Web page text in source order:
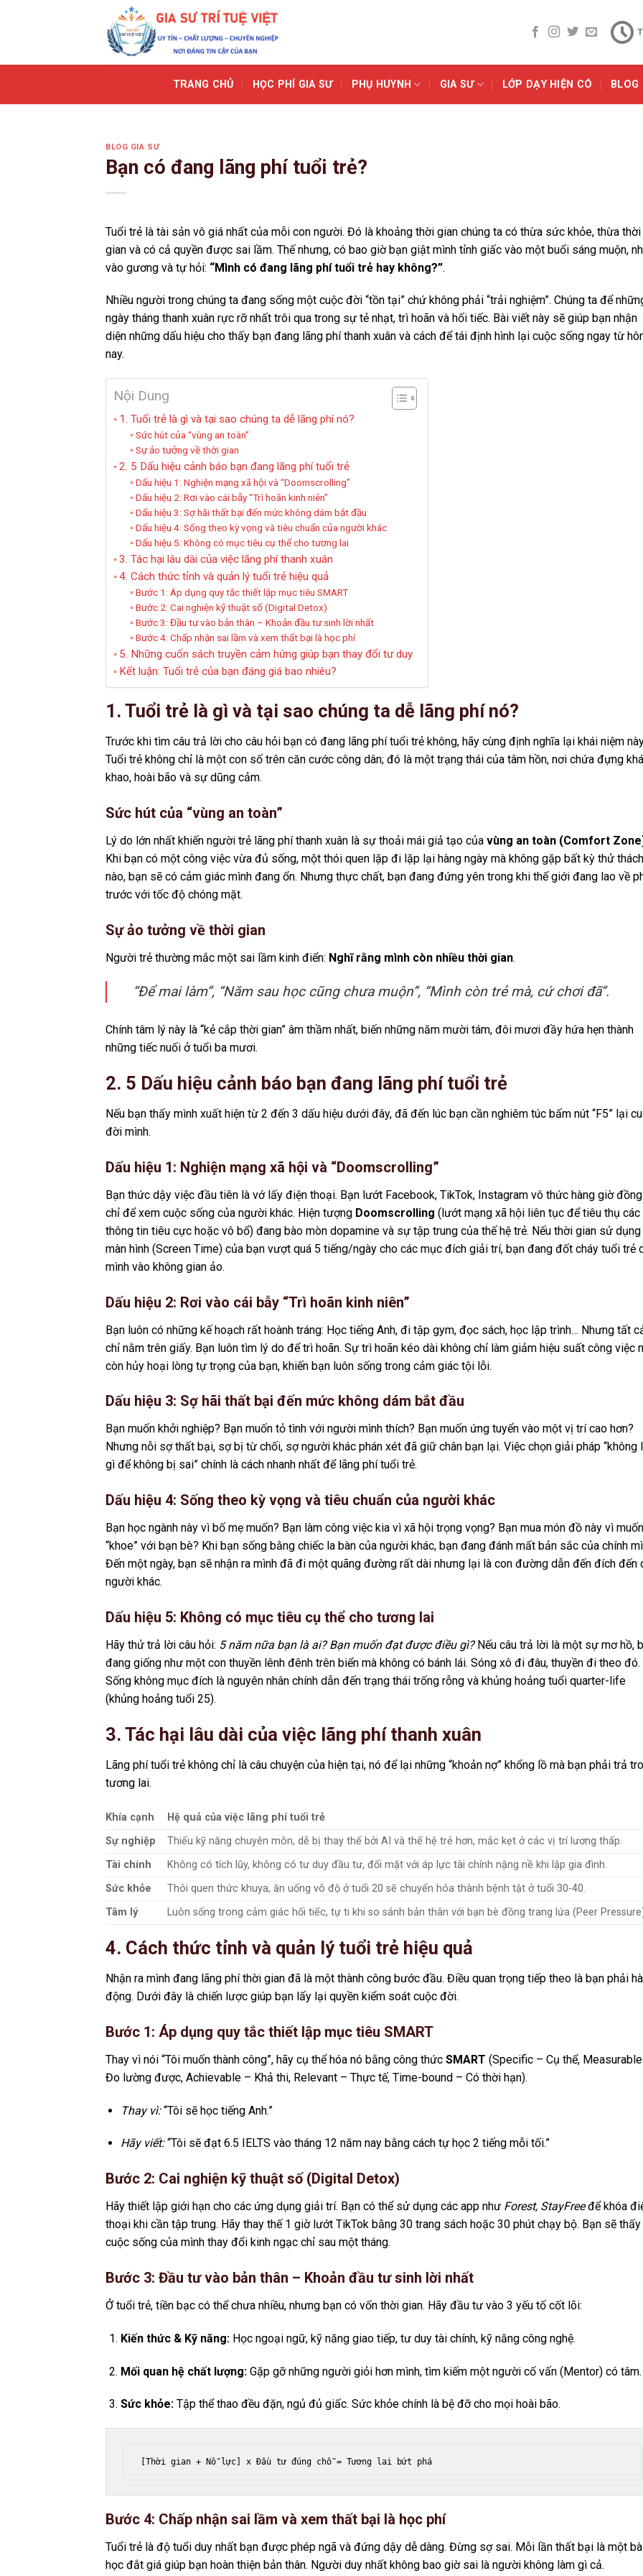
TRANG CHỦ HỌC PHÍ GIA SƯ PHỤ HUYNH GIA SƯ LỚP DẠY HIỆN CÓ BLOG
BLOG GIA SƯ
Bạn có đang lãng phí tuổi trẻ?
Tuổi trẻ là tài sản vô giá nhất của mỗi con người. Đó là khoảng thời gian chúng ta có thừa sức khỏe, thừa thời
gian và có cả quyền được sai lầm. Thế nhưng, có bao giờ bạn giật mình tỉnh giấc vào một buổi sáng muộn,
vào gương và tự hỏi: “Mình có đang lãng phí tuổi trẻ hay không?”.
Nhiều người trong chúng ta đang sống một cuộc đời “tồn tại” chứ không phải “trải nghiệm”. Chúng ta để
ngày tháng thanh xuân rực rỡ nhất trôi qua trong sự tẻ nhạt, trì hoãn và hối tiếc. Bài viết này sẽ giúp bạn nhận
diện những dấu hiệu cho thấy bạn đang lãng phí thanh xuân và cách để tái định hình lại cuộc sống ngay từ
nay.
Nội Dung
1. Tuổi trẻ là gì và tại sao chúng ta dễ lãng phí nó?
Sức hút của “vùng an toàn”
Sự ảo tưởng về thời gian
2. 5 Dấu hiệu cảnh báo bạn đang lãng phí tuổi trẻ
Dấu hiệu 1: Nghiện mạng xã hội và “Doomscrolling”
Dấu hiệu 2: Rơi vào cái bẫy “Trì hoãn kinh niên”
Dấu hiệu 3: Sợ hãi thất bại đến mức không dám bắt đầu
Dấu hiệu 4: Sống theo kỳ vọng và tiêu chuẩn của người khác
Dấu hiệu 5: Không có mục tiêu cụ thể cho tương lai
3. Tác hại lâu dài của việc lãng phí thanh xuân
4. Cách thức tỉnh và quản lý tuổi trẻ hiệu quả
Bước 1: Áp dụng quy tắc thiết lập mục tiêu SMART
Bước 2: Cai nghiện kỹ thuật số (Digital Detox)
Bước 3: Đầu tư vào bản thân – Khoản đầu tư sinh lời nhất
Bước 4: Chấp nhận sai lầm và xem thất bại là học phí
5. Những cuốn sách truyền cảm hứng giúp bạn thay đổi tư duy
Kết luận: Tuổi trẻ của bạn đáng giá bao nhiêu?
1. Tuổi trẻ là gì và tại sao chúng ta dễ lãng phí nó?
Trước khi tìm câu trả lời cho câu hỏi bạn có đang lãng phí tuổi trẻ không, hãy cùng định nghĩa lại khái niệm
Tuổi trẻ không chỉ là một con số trên căn cước công dân; đó là một trạng thái của tâm hồn, nơi chứa đựng
khao, hoài bão và sự dũng cảm.
Sức hút của “vùng an toàn”
Lý do lớn nhất khiến người trẻ lãng phí thanh xuân là sự thoải mái giả tạo của vùng an toàn (Comfort
Khi bạn có một công việc vừa đủ sống, một thói quen lặp đi lặp lại hàng ngày mà không gặp bất kỳ thử thách
nào, bạn sẽ có cảm giác mình đang ổn. Nhưng thực chất, bạn đang đứng yên trong khi thế giới đang lao về
trước với tốc độ chóng mặt.
Sự ảo tưởng về thời gian
Người trẻ thường mắc một sai lầm kinh điển: Nghĩ rằng mình còn nhiều thời gian.
“Để mai làm”, “Năm sau học cũng chưa muộn”, “Mình còn trẻ mà, cứ chơi đã”.
Chính tâm lý này là “kẻ cắp thời gian” âm thầm nhất, biến những năm mười tám, đôi mươi đầy hứa hẹn thành
những tiếc nuối ở tuổi ba mươi.
2. 5 Dấu hiệu cảnh báo bạn đang lãng phí tuổi trẻ
Nếu bạn thấy mình xuất hiện từ 2 đến 3 dấu hiệu dưới đây, đã đến lúc bạn cần nghiêm túc bấm nút “F5” lại
đời mình.
Dấu hiệu 1: Nghiện mạng xã hội và “Doomscrolling”
Bạn thức dậy việc đầu tiên là vớ lấy điện thoại. Bạn lướt Facebook, TikTok, Instagram vô thức hàng giờ
chỉ để xem cuộc sống của người khác. Hiện tượng Doomscrolling (lướt mạng xã hội liên tục để tiêu thụ các
thông tin tiêu cực hoặc vô bổ) đang bào mòn dopamine và sự tập trung của thế hệ trẻ. Nếu thời gian sử dụng
màn hình (Screen Time) của bạn vượt quá 5 tiếng/ngày cho các mục đích giải trí, bạn đang đốt cháy tuổi trẻ
mình vào không gian ảo.
Dấu hiệu 2: Rơi vào cái bẫy “Trì hoãn kinh niên”
Bạn luôn có những kế hoạch rất hoành tráng: Học tiếng Anh, đi tập gym, đọc sách, học lập trình… Nhưng tất
chỉ nằm trên giấy. Bạn luôn tìm lý do để trì hoãn. Sự trì hoãn kéo dài không chỉ làm giảm hiệu suất công việc
còn hủy hoại lòng tự trọng của bạn, khiến bạn luôn sống trong cảm giác tội lỗi.
Dấu hiệu 3: Sợ hãi thất bại đến mức không dám bắt đầu
Bạn muốn khởi nghiệp? Bạn muốn tỏ tình với người mình thích? Bạn muốn ứng tuyển vào một vị trí cao hơn?
Nhưng nỗi sợ thất bại, sợ bị từ chối, sợ người khác phán xét đã giữ chân bạn lại. Việc chọn giải pháp “không
gì để không bị sai” chính là cách nhanh nhất để lãng phí tuổi trẻ.
Dấu hiệu 4: Sống theo kỳ vọng và tiêu chuẩn của người khác
Bạn học ngành này vì bố mẹ muốn? Bạn làm công việc kia vì xã hội trọng vọng? Bạn mua món đồ này vì muốn
“khoe” với bạn bè? Khi bạn sống bằng chiếc la bàn của người khác, bạn đang đánh mất bản sắc của chính
Đến một ngày, bạn sẽ nhận ra mình đã đi một quãng đường rất dài nhưng lại là con đường dẫn đến đích đến
người khác.
Dấu hiệu 5: Không có mục tiêu cụ thể cho tương lai
Hãy thử trả lời câu hỏi: 5 năm nữa bạn là ai? Bạn muốn đạt được điều gì?Nếu câu trả lời là một sự mơ hồ,
đang giống như một con thuyền lênh đênh trên biển mà không có bánh lái. Sóng xô đi đâu, thuyền đi theo đó.
Sống không mục đích là nguyên nhân chính dẫn đến trạng thái trống rỗng và khủng hoảng tuổi quarter-life
(khủng hoảng tuổi 25).
3. Tác hại lâu dài của việc lãng phí thanh xuân
Lãng phí tuổi trẻ không chỉ là câu chuyện của hiện tại, nó để lại những “khoản nợ” khổng lồ mà bạn phải trả
tương lai.
Khía cạnh
Hệ quả của việc lãng phí tuổi trẻ
Sự nghiệp
Thiếu kỹ năng chuyên môn, dễ bị thay thế bởi AI và thế hệ trẻ hơn, mắc kẹt ở các vị trí lương thấp.
Tài chính
Không có tích lũy, không có tư duy đầu tư, đối mặt với áp lực tài chính nặng nề khi lập gia đình.
Sức khỏe
Thói quen thức khuya, ăn uống vô độ ở tuổi 20 sẽ chuyển hóa thành bệnh tật ở tuổi 30-40.
Tâm lý
Luôn sống trong cảm giác hối tiếc, tự ti khi so sánh bản thân với bạn bè đồng trang lứa (Peer
4. Cách thức tỉnh và quản lý tuổi trẻ hiệu quả
Nhận ra mình đang lãng phí thời gian đã là một thành công bước đầu. Điều quan trọng tiếp theo là bạn phải
động. Dưới đây là chiến lược giúp bạn lấy lại quyền kiểm soát cuộc đời.
Bước 1: Áp dụng quy tắc thiết lập mục tiêu SMART
Thay vì nói “Tôi muốn thành công”, hãy cụ thể hóa nó bằng công thức SMART (Specific – Cụ thể,
Đo lường được, Achievable – Khả thi, Relevant – Thực tế, Time-bound – Có thời hạn).
Thay vì:“Tôi sẽ học tiếng Anh.”
Hãy viết:“Tôi sẽ đạt 6.5 IELTS vào tháng 12 năm nay bằng cách tự học 2 tiếng mỗi tối.”
Bước 2: Cai nghiện kỹ thuật số (Digital Detox)
Hãy thiết lập giới hạn cho các ứng dụng giải trí. Bạn có thể sử dụng các app như Forest, StayFreeđể khóa
thoại khi cần tập trung. Hãy thay thế 1 giờ lướt TikTok bằng 30 trang sách hoặc 30 phút chạy bộ. Bạn sẽ thấy
cuộc sống của mình thay đổi kinh ngạc chỉ sau một tháng.
Bước 3: Đầu tư vào bản thân – Khoản đầu tư sinh lời nhất
Ở tuổi trẻ, tiền bạc có thể chưa nhiều, nhưng bạn có vốn thời gian. Hãy đầu tư vào 3 yếu tố cốt lõi:
Kiến thức & Kỹ năng:Học ngoại ngữ, kỹ năng giao tiếp, tư duy tài chính, kỹ năng công nghệ.
Mối quan hệ chất lượng:Gặp gỡ những người giỏi hơn mình, tìm kiếm một người cố vấn (Mentor) có tâm.
Sức khỏe:Tập thể thao đều đặn, ngủ đủ giấc. Sức khỏe chính là bệ đỡ cho mọi hoài bão.
Bước 4: Chấp nhận sai lầm và xem thất bại là học phí
Tuổi trẻ là độ tuổi duy nhất bạn được phép ngã và đứng dậy dễ dàng. Đừng sợ sai. Mỗi lần thất bại là một
học đắt giá giúp bạn hoàn thiện bản thân. Người duy nhất không bao giờ sai là người không làm gì cả.